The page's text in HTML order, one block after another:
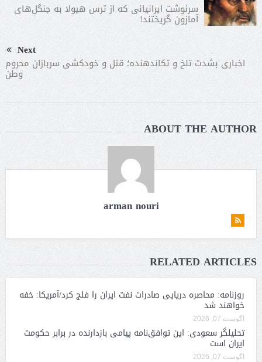
سرنوشت ایرانیانی که از ترس هیولا به جنگل‌های
آمازون گریختند!
Next
اخباری بشدت تلخ و تکاندهنده؛ قتل و خودکشی سربازان محروم
وطن
ABOUT THE AUTHOR
arman nouri
RELATED ARTICLES
روزنامه: محاصره دریایی صادرات نفت ایران را فلج کرد/آمریکا: خفه
خواهند شد
آگوست 07, 2026
تحلیلگر سعودی: این توافق‌نامه پیامی بازدارنده در برابر حکومت
ایران است
آگوست 07, 2026